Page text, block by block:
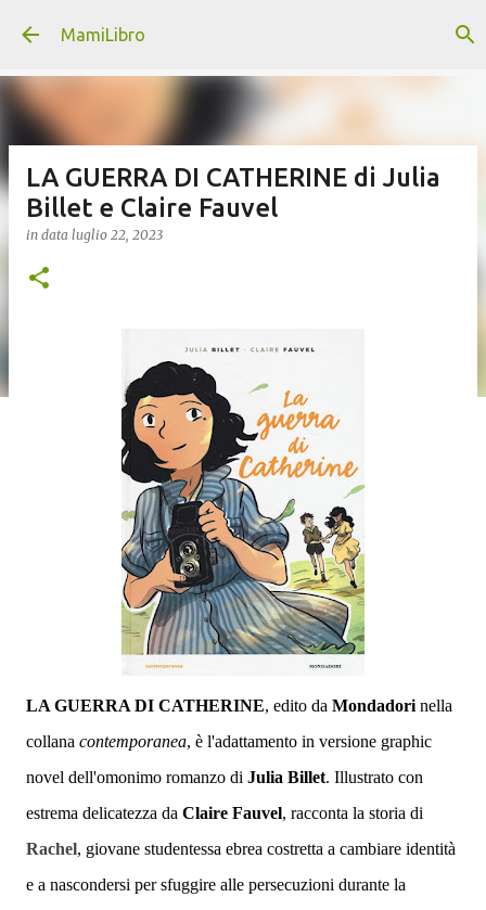
Passa ai contenuti principali
MamiLibro
LA GUERRA DI CATHERINE di Julia
Billet e Claire Fauvel
in data luglio 22, 2023
LA GUERRA DI CATHERINE, edito da Mondadori nella
collana contemporanea, è l'adattamento in versione graphic
novel dell'omonimo romanzo di Julia Billet. Illustrato con
estrema delicatezza da Claire Fauvel, racconta la storia di
Rachel, giovane studentessa ebrea costretta a cambiare identità
e a nascondersi per sfuggire alle persecuzioni durante la